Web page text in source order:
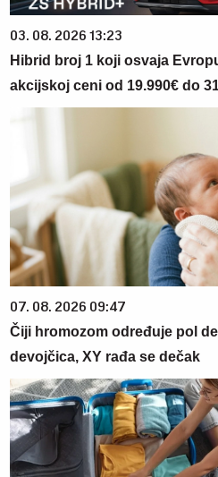
03. 08. 2026 13:23
Hibrid broj 1 koji osvaja
akcijskoj ceni od 19.990€ do
07. 08. 2026 09:47
Čiji hromozom određuje pol
devojčica, XY rađa se dečak